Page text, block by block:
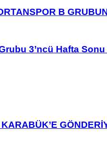
B
3’ncü Hafta